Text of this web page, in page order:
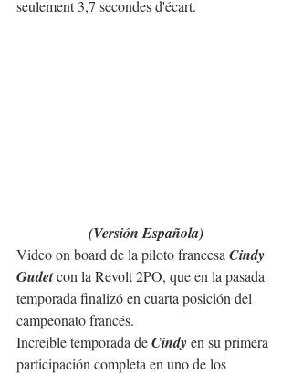
seulement 3,7 secondes d'écart.
(Versión Española)
Video on board de la piloto francesa Cindy
Gudet con la Revolt 2PO, que en la pasada
temporada finalizó en cuarta posición del
campeonato francés.
Increíble temporada de Cindy en su primera
participación completa en uno de los